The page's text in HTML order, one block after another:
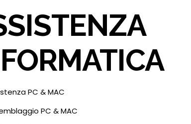
PC & MAC
PC & MAC